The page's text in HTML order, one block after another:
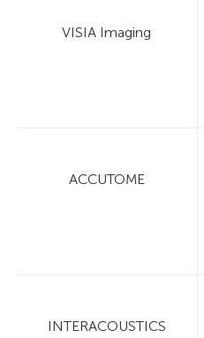
VISIA Imaging
ACCUTOME
INTERACOUSTICS